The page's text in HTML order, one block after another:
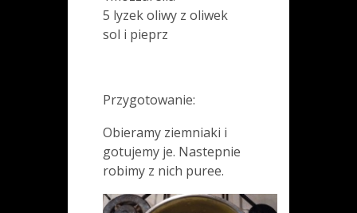
5 lyzek oliwy z oliwek
sol i pieprz
Przygotowanie:
Obieramy ziemniaki i
gotujemy je. Nastepnie
robimy z nich puree.